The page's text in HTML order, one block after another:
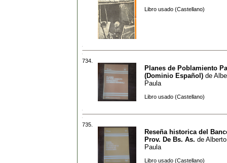
Libro usado (Castellano)
734.
Planes de Poblamiento
(Dominio Español) de
Paula
Libro usado (Castellano)
735.
Reseña historica del
Prov. De Bs. As. de
Paula
Libro usado (Castellano)